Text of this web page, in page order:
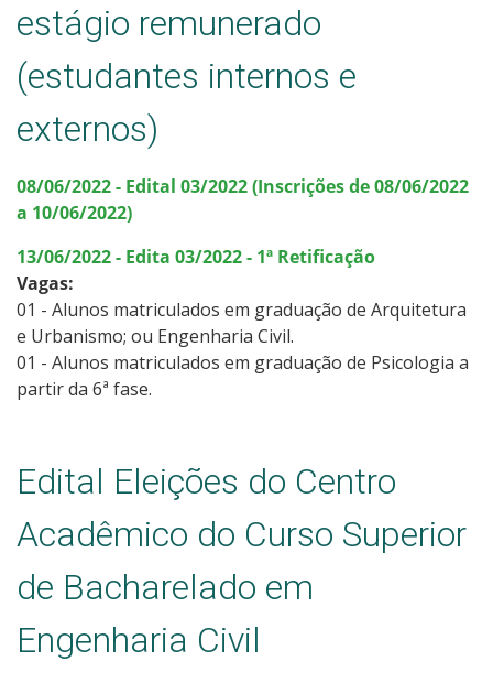
estágio remunerado
(estudantes internos e
externos)
08/06/2022 - Edital 03/2022 (Inscrições de 08/06/2022
a 10/06/2022)
13/06/2022 - Edita 03/2022 - 1ª Retificação
Vagas:
01 - Alunos matriculados em graduação de Arquitetura
e Urbanismo; ou Engenharia Civil.
01 - Alunos matriculados em graduação de Psicologia a
partir da 6ª fase.
Edital Eleições do Centro
Acadêmico do Curso Superior
de Bacharelado em
Engenharia Civil